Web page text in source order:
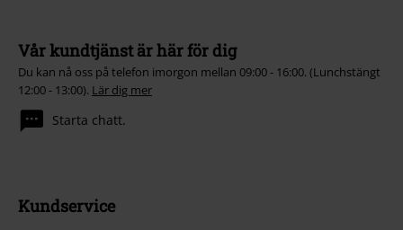
Vår kundtjänst är här för dig
Du kan nå oss på telefon imorgon mellan 09:00 - 16:00. (Lunchstängt
12:00 - 13:00). Lär dig mer
Starta chatt.
Kundservice